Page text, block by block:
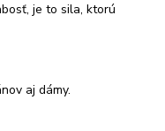
je to sila, ktorú
aj dámy.